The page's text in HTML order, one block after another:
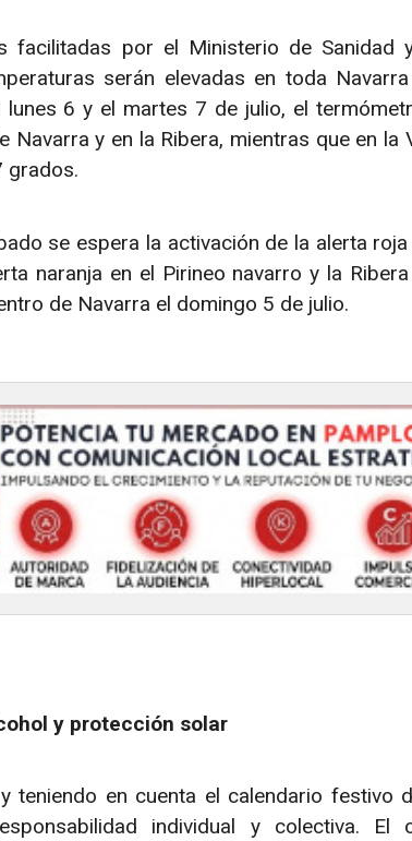
facilitadas por el Ministerio de Sanidad
serán elevadas en toda
lunes 6 y el martes 7 de julio, el
Navarra y en la Ribera, mientras que en la
grados.
se espera la activación de la alerta
naranja en el Pirineo navarro y la
de Navarra el domingo 5 de julio.
y protección solar
teniendo en cuenta el calendario festivo
individual y colectiva. El